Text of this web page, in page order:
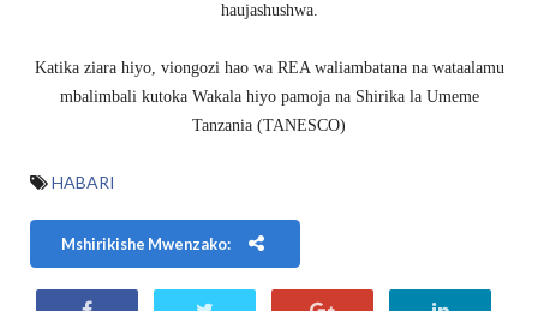
haujashushwa.
Katika ziara hiyo, viongozi hao wa REA waliambatana na wataalamu
mbalimbali kutoka Wakala hiyo pamoja na Shirika la Umeme
Tanzania (TANESCO)
HABARI
Mshirikishe Mwenzako: